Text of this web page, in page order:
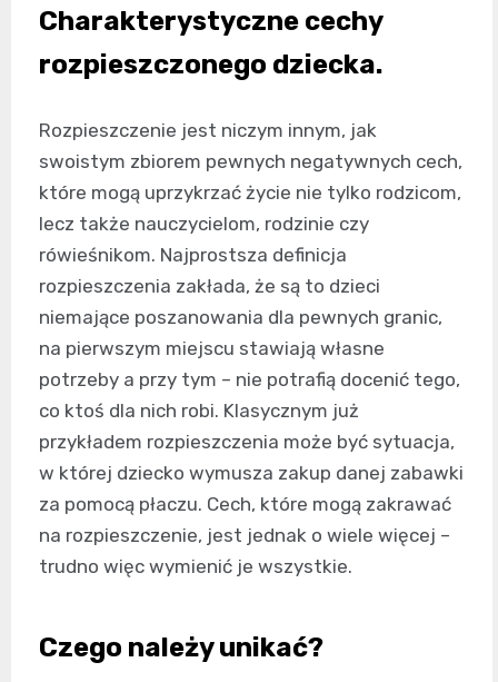
Charakterystyczne cechy
rozpieszczonego dziecka.
Rozpieszczenie jest niczym innym, jak
swoistym zbiorem pewnych negatywnych cech,
które mogą uprzykrzać życie nie tylko rodzicom,
lecz także nauczycielom, rodzinie czy
rówieśnikom. Najprostsza definicja
rozpieszczenia zakłada, że są to dzieci
niemające poszanowania dla pewnych granic,
na pierwszym miejscu stawiają własne
potrzeby a przy tym – nie potrafią docenić tego,
co ktoś dla nich robi. Klasycznym już
przykładem rozpieszczenia może być sytuacja,
w której dziecko wymusza zakup danej zabawki
za pomocą płaczu. Cech, które mogą zakrawać
na rozpieszczenie, jest jednak o wiele więcej –
trudno więc wymienić je wszystkie.
Czego należy unikać?